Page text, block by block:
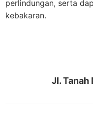
perlindungan, serta
kebakaran.
Jl. Tanah